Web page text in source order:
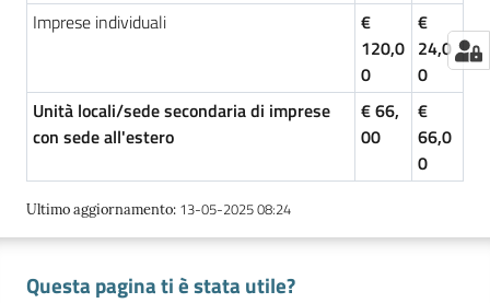
Imprese individuali
€
120,0
0
€
24,0
0
Unità locali/sede secondaria di imprese
con sede all'estero
€ 66,
00
€
66,0
0
Ultimo aggiornamento: 13-05-2025 08:24
Questa pagina ti è stata utile?